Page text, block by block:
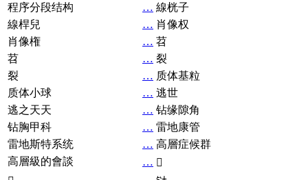
程序分段结构
… 線桄子
線桿兒
… 肖像权
肖像権
… 苕
苕
… 裂
裂
… 质体基粒
质体小球
… 逃世
逃之天天
… 钻缘隙角
钻胸甲科
… 雷地康管
雷地斯特系统
… 高層症候群
高層級的會談
… 𧘞